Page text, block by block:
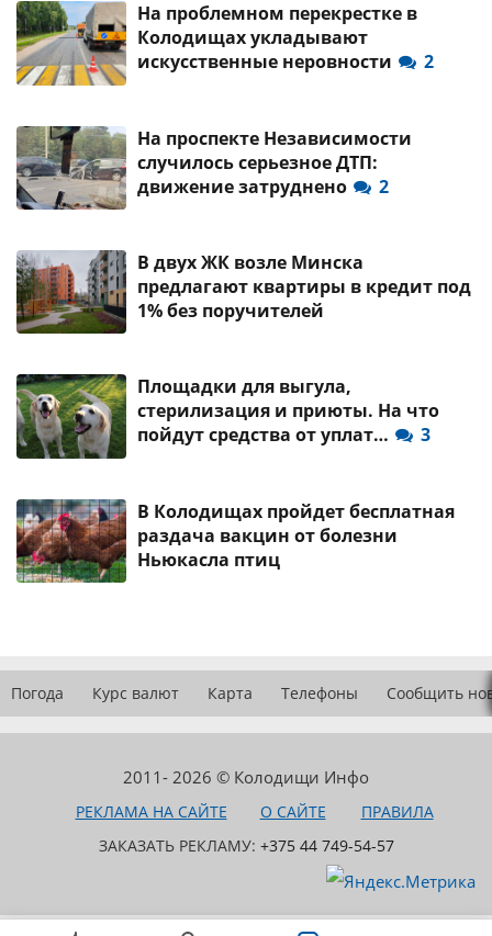
На проблемном перекрестке в
Колодищах укладывают
искусственные неровности
2
На проспекте Независимости
случилось серьезное ДТП:
движение затруднено
2
В двух ЖК возле Минска
предлагают квартиры в кредит под
1% без поручителей
Площадки для выгула,
стерилизация и приюты. На что
пойдут средства от уплат…
3
В Колодищах пройдет бесплатная
раздача вакцин от болезни
Ньюкасла птиц
Погода Курс валют Карта Телефоны Сообщить
2011- 2026 © Колодищи Инфо
РЕКЛАМА НА САЙТЕ О САЙТЕ
ПРАВИЛА
ЗАКАЗАТЬ РЕКЛАМУ: +375 44 749-54-57